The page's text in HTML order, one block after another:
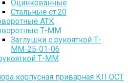
Оцинкованные
Стальные ст.20
АТК
Т-ММ
Заглушки с рукояткой Т-
ММ-25-01-06
Т-ММ
корпусная приварная КП ОСТ